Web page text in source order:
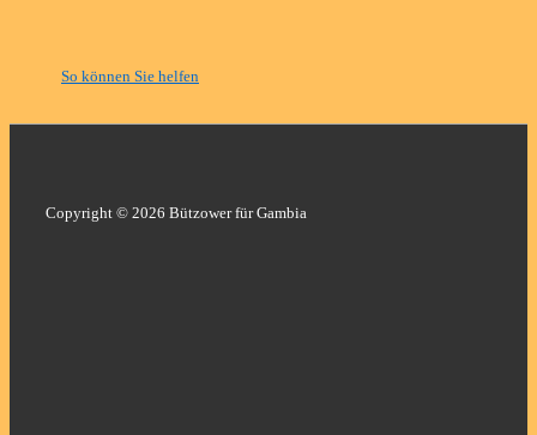
So können Sie helfen
Copyright © 2026 Bützower für Gambia